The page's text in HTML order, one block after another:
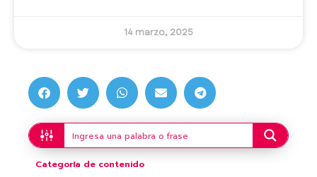
14 marzo, 2025
Categoría de contenido